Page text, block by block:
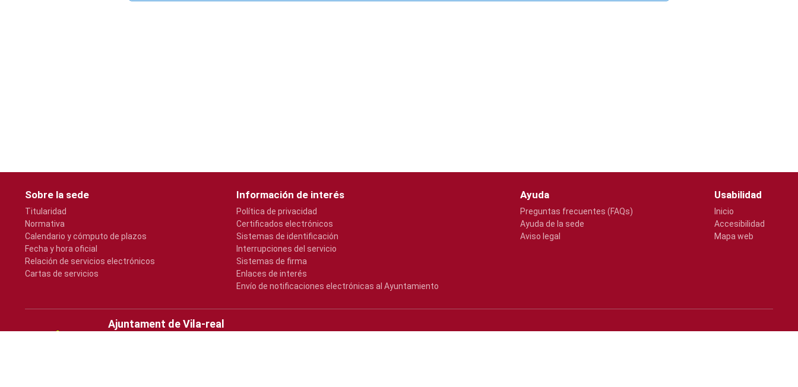
Sobre la sede
Titularidad
Normativa
Calendario y cómputo de plazos
Fecha y hora oficial
Relación de servicios electrónicos
Cartas de servicios
Información de interés
Política de privacidad
Certificados electrónicos
Sistemas de identificación
Interrupciones del servicio
Sistemas de firma
Enlaces de interés
Envío de notificaciones electrónicas al Ayuntamiento
Ayuda
Preguntas frecuentes (FAQs)
Ayuda de la sede
Aviso legal
Usabilidad
Inicio
Accesibilidad
Mapa web
Ajuntament de Vila-real